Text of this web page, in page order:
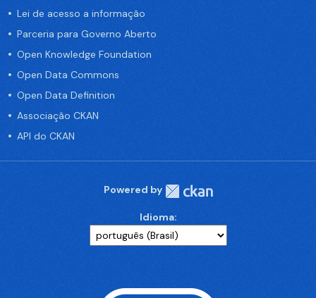
Lei de acesso a informação
Parceria para Governo Aberto
Open Knowledge Foundation
Open Data Commons
Open Data Definition
Associação CKAN
API do CKAN
Powered by
Idioma